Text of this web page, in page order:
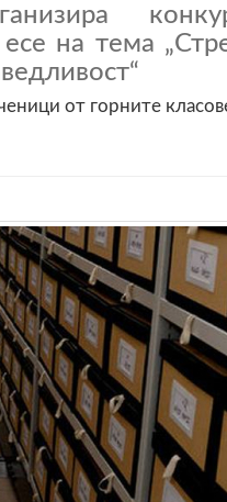
есе на тема
от горните